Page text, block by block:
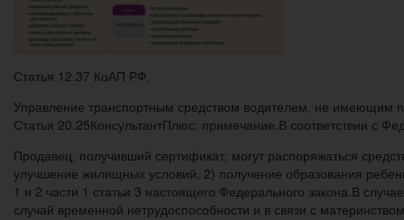
Статья 12.37 КоАП РФ.
Управление транспортным средством водителем, не имеющим
Статья 20.25КонсультантПлюс: примечание.В соответствии с
Продавец, получивший сертификат, могут распоряжаться
улучшение жилищных условий, 2) получение образования
1 и 2 части 1 статьи 3 настоящего Федерального закона.В
случай временной нетрудоспособности и в связи с